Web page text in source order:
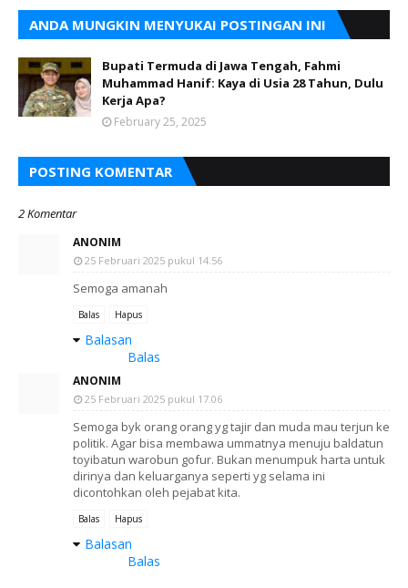
ANDA MUNGKIN MENYUKAI POSTINGAN INI
Bupati Termuda di Jawa Tengah, Fahmi
Muhammad Hanif: Kaya di Usia 28 Tahun, Dulu
Kerja Apa?
February 25, 2025
POSTING KOMENTAR
2 Komentar
ANONIM
25 Februari 2025 pukul 14.56
Semoga amanah
Balas Hapus
Balasan
Balas
ANONIM
25 Februari 2025 pukul 17.06
Semoga byk orang orang yg tajir dan muda mau terjun ke
politik. Agar bisa membawa ummatnya menuju baldatun
toyibatun warobun gofur. Bukan menumpuk harta untuk
dirinya dan keluarganya seperti yg selama ini
dicontohkan oleh pejabat kita.
Balas Hapus
Balasan
Balas